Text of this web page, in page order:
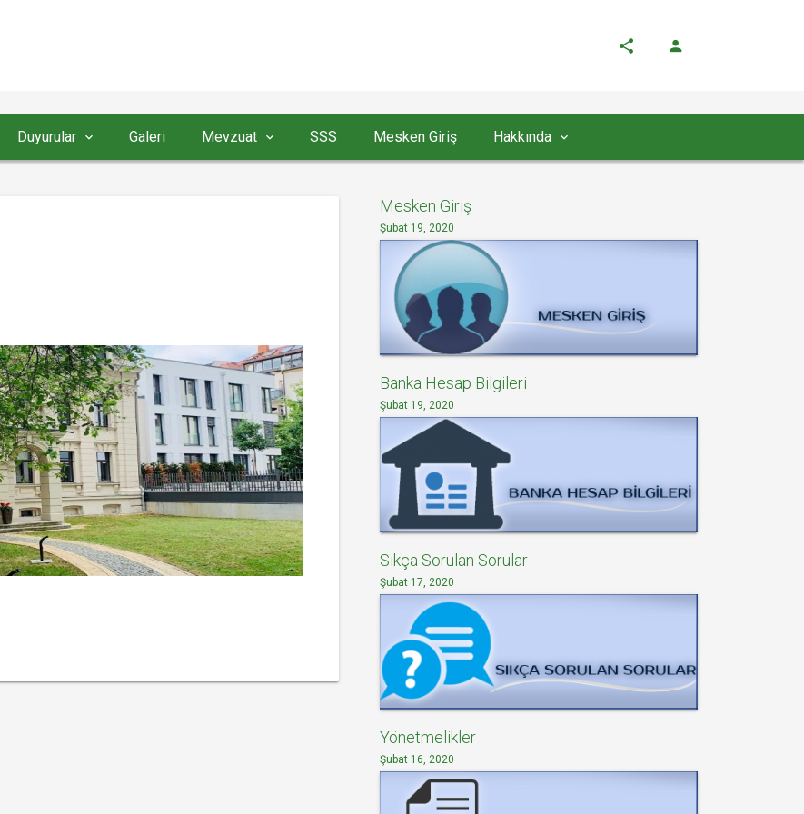
Duyurular Galeri Mevzuat SSS Mesken Giriş Hakkında
Mesken Giriş
Şubat 19, 2020
Banka Hesap Bilgileri
Şubat 19, 2020
Sıkça Sorulan Sorular
Şubat 17, 2020
Yönetmelikler
Şubat 16, 2020